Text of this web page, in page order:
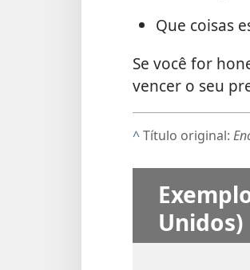
Que coisas
Se você for
vencer o seu
^Título original:
Unidos)